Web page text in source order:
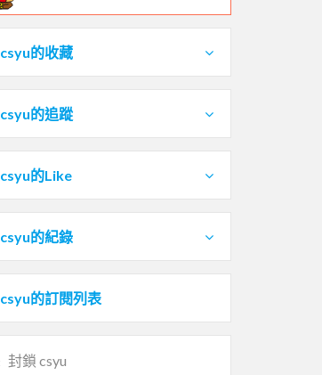
csyu的收藏
csyu的追蹤
csyu的Like
csyu的紀錄
csyu的訂閱列表
封鎖 csyu